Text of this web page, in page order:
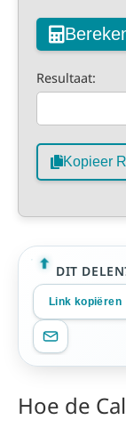
Resultaat:
Kopieer
DIT
Link kopiëren
Hoe de